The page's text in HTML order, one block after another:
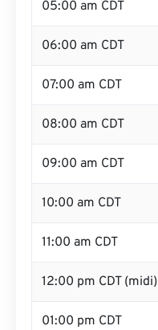
05:00 am CDT
06:00 am CDT
07:00 am CDT
08:00 am CDT
09:00 am CDT
10:00 am CDT
11:00 am CDT
12:00 pm CDT (midi)
01:00 pm CDT